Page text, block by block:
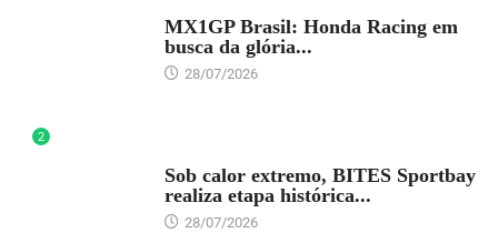
MX1GP Brasil: Honda Racing em
busca da glória...
28/07/2026
2
Sob calor extremo, BITES Sportbay
realiza etapa histórica...
28/07/2026